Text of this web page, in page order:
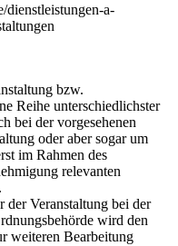
dienstleistungen-a-
bzw.
Reihe unterschiedlichster
bei der vorgesehenen
oder aber sogar um
im Rahmen des
relevanten
der Veranstaltung bei der
wird den
weiteren Bearbeitung